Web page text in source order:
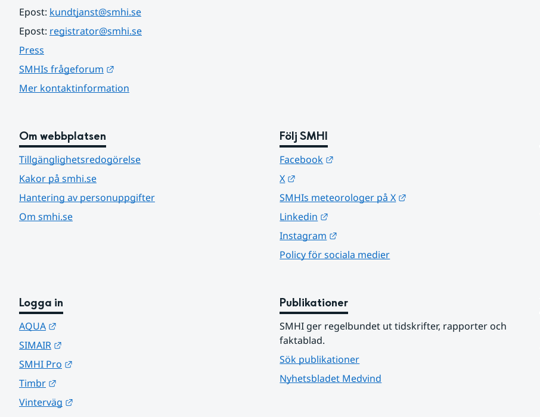
Epost: kundtjanst@smhi.se
Epost: registrator@smhi.se
Press
SMHIs frågeforum
Mer kontaktinformation
Om webbplatsen
Tillgänglighetsredogörelse
Kakor på smhi.se
Hantering av personuppgifter
Om smhi.se
Följ SMHI
Facebook
X
SMHIs meteorologer på X
Linkedin
Instagram
Policy för sociala medier
Logga in
AQUA
SIMAIR
SMHI Pro
Timbr
Vinterväg
Publikationer
SMHI ger regelbundet ut tidskrifter, rapporter och
faktablad.
Sök publikationer
Nyhetsbladet Medvind